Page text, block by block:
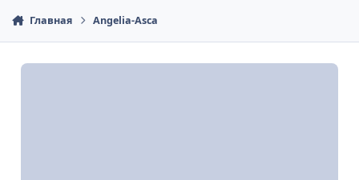
Главная Angelia-Asca